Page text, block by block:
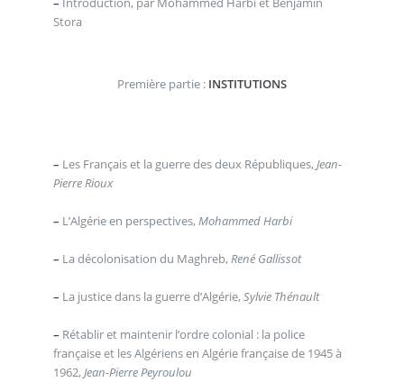
Stora
Première partie : INSTITUTIONS
– Les Français et la guerre des deux Républiques, Jean-
Pierre Rioux
– L’Algérie en perspectives, Mohammed Harbi
– La décolonisation du Maghreb, René Gallissot
– La justice dans la guerre d’Algérie, Sylvie Thénault
– Rétablir et maintenir l’ordre colonial : la police
française et les Algériens en Algérie française de 1945 à
1962, Jean-Pierre Peyroulou